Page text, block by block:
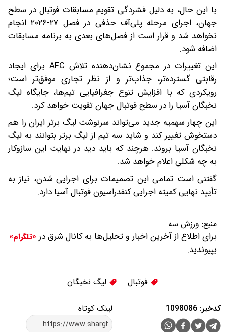
با این حال، به دلیل فشردگی تقویم مسابقات فوتبال در سطح
جهان، اجرای مرحله پلی‌آف حذفی در فصل ۲۷-۲۰۲۶ انجام
نخواهد شد و قرار است از فصل‌های بعدی به برنامه مسابقات
اضافه شود.
این تغییرات در مجموع نشان‌دهنده تلاش AFC برای ایجاد
رقابتی گسترده‌تر، جذاب‌تر و از نظر تجاری موفق‌تر است؛
رویکردی که با افزایش تنوع جغرافیایی تیم‌ها، جایگاه لیگ
نخبگان آسیا را در سطح فوتبال جهان تقویت خواهد کرد.
این چهار سهمیه جدید می‌تواند سرنوشت لیگ برتر ایران را هم
دستخوش تغییر کند و شاید سه تیم از لیگ برتر بتوانند به لیگ
نخبگان آسیا بروند. هرچند که باید دید در نهایت این سازوکار
به چه شکلی اعلام خواهد شد.
گفتنی است تمامی این تصمیمات برای اجرایی شدن، نیاز به
تأیید نهایی کمیته اجرایی کنفدراسیون فوتبال آسیا دارد.
منبع: ورزش سه
برای اطلاع از آخرین اخبار و تحلیل‌ها به کانال شرق در «تلگرام»
بپیوندید.
فوتبال لیگ نخبگان
لینک کوتاه کدخبر: 1098086